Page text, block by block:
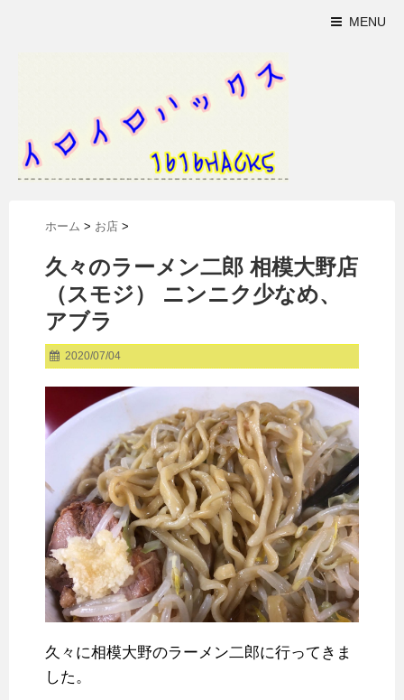
MENU
ホーム > お店 >
久々のラーメン二郎 相模大野店
（スモジ） ニンニク少なめ、
アブラ
2020/07/04
久々に相模大野のラーメン二郎に行ってきま
した。